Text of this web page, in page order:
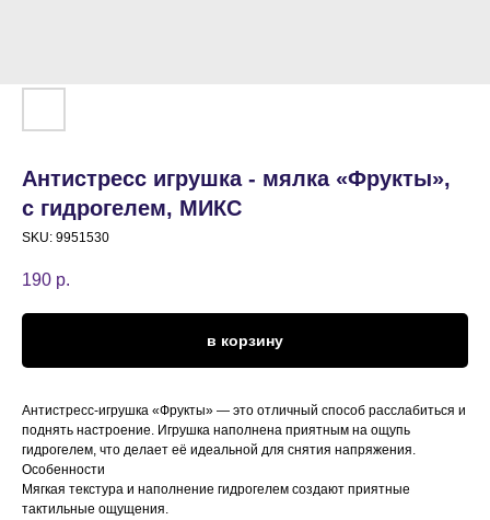
Антистресс игрушка - мялка «Фрукты»,
с гидрогелем, МИКС
SKU: 9951530
190 р.
в корзину
Антистресс-игрушка «Фрукты» — это отличный способ расслабиться и
поднять настроение. Игрушка наполнена приятным на ощупь
гидрогелем, что делает её идеальной для снятия напряжения.
Особенности
Мягкая текстура и наполнение гидрогелем создают приятные
тактильные ощущения.